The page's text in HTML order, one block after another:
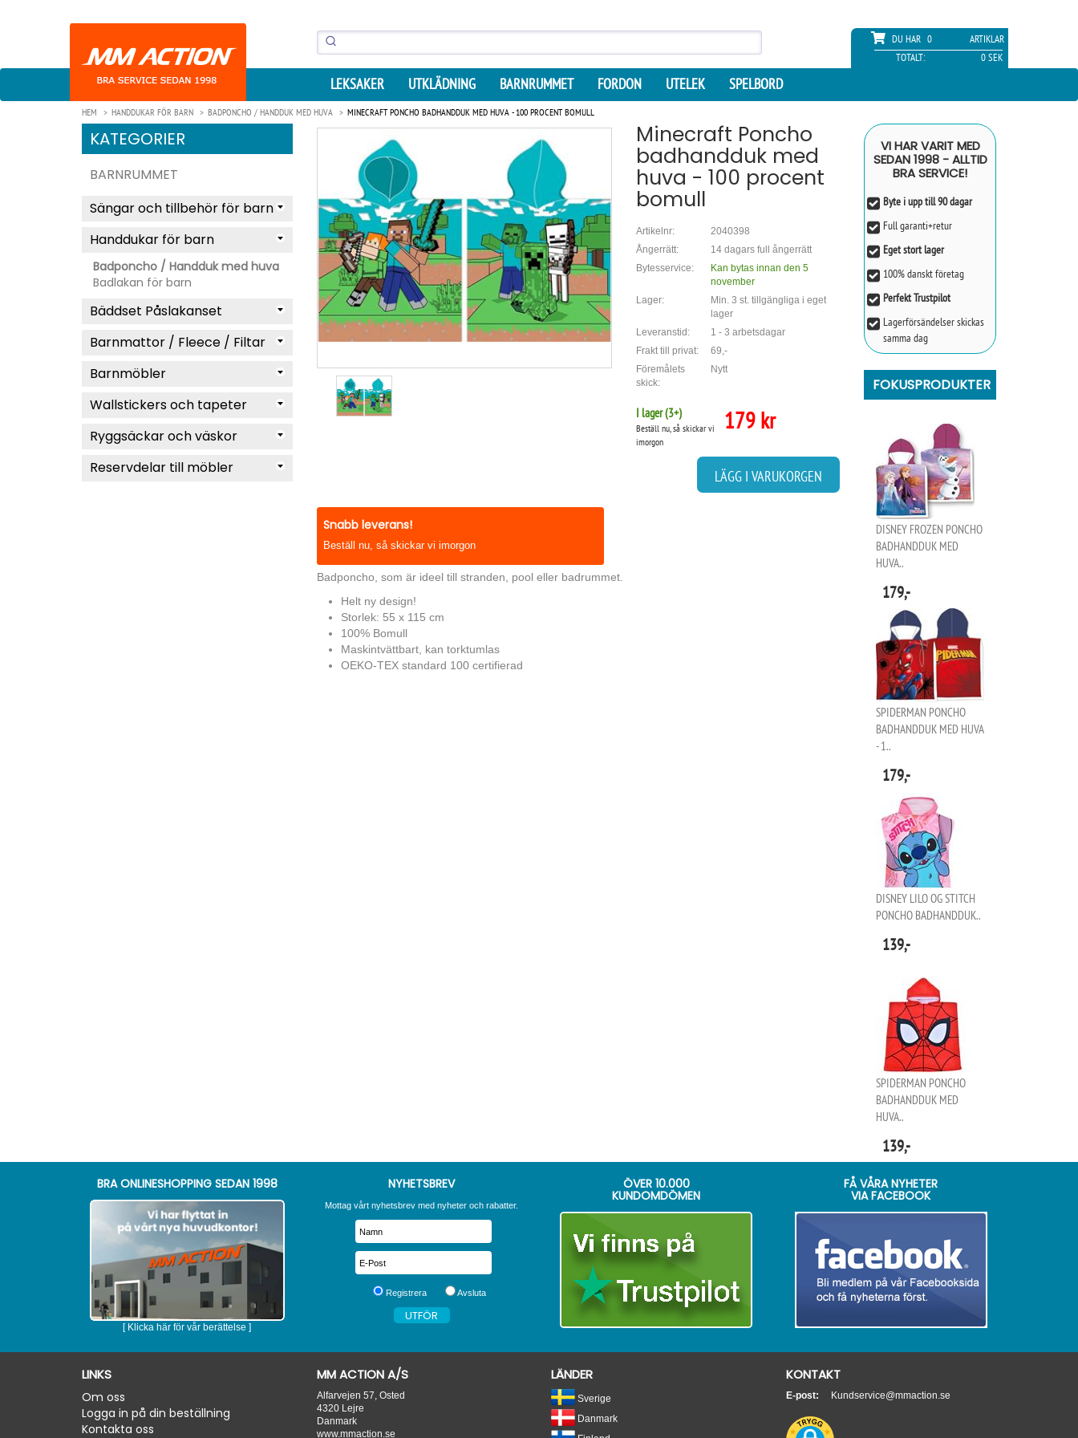
DU HAR 0
ARTIKLAR
TOTALT:
0 SEK
LEKSAKER UTKLÄDNING BARNRUMMET FORDON UTELEK SPELBORD
HEM HANDDUKAR FÖR BARN BADPONCHO / HANDDUK MED HUVA MINECRAFT PONCHO BADHANDDUK MED HUVA - 100 PROCENT BOMULL
KATEGORIER
BARNRUMMET
Sängar och tillbehör för barn
Handdukar för barn
Badponcho / Handduk med huva
Badlakan för barn
Bäddset Påslakanset
Barnmattor / Fleece / Filtar
Barnmöbler
Wallstickers och tapeter
Ryggsäckar och väskor
Reservdelar till möbler
Snabb leverans!
Beställ nu, så skickar vi imorgon
Minecraft Poncho
badhandduk med
huva - 100 procent
bomull
Artikelnr:
2040398
Ångerrätt:
14 dagars full ångerrätt
Bytesservice:
Kan bytas innan den 5
november
Lager:
Min. 3 st. tillgängliga i eget
lager
Leveranstid:
1 - 3 arbetsdagar
Frakt till privat:
69,-
Föremålets
skick:
Nytt
I lager (3+)
Beställ nu, så skickar vi
imorgon
179 kr
LÄGG I VARUKORGEN
Badponcho, som är ideel till stranden, pool eller badrummet.
Helt ny design!
Storlek: 55 x 115 cm
100% Bomull
Maskintvättbart, kan torktumlas
OEKO-TEX standard 100 certifierad
VI HAR VARIT MED
SEDAN 1998 - ALLTID
BRA SERVICE!
Byte i upp till 90 dagar
Full garanti+retur
Eget stort lager
100% danskt företag
Perfekt Trustpilot
Lagerförsändelser skickas
samma dag
FOKUSPRODUKTER
DISNEY FROZEN PONCHO
BADHANDDUK MED
HUVA..
179,-
SPIDERMAN PONCHO
BADHANDDUK MED HUVA
- 1..
179,-
DISNEY LILO OG STITCH
PONCHO BADHANDDUK..
139,-
SPIDERMAN PONCHO
BADHANDDUK MED
HUVA..
139,-
BRA ONLINESHOPPING SEDAN 1998
[ Klicka här för vår berättelse ]
NYHETSBREV
Mottag vårt nyhetsbrev med nyheter och rabatter.
Registrera Avsluta
ÖVER 10.000
KUNDOMDÖMEN
FÅ VÅRA NYHETER
VIA FACEBOOK
LINKS
Om oss
Logga in på din beställning
Kontakta oss
MM ACTION A/S
Alfarvejen 57, Osted
4320 Lejre
Danmark
www.mmaction.se
LÄNDER
Sverige
Danmark
KONTAKT
E-post: Kundservice@mmaction.se